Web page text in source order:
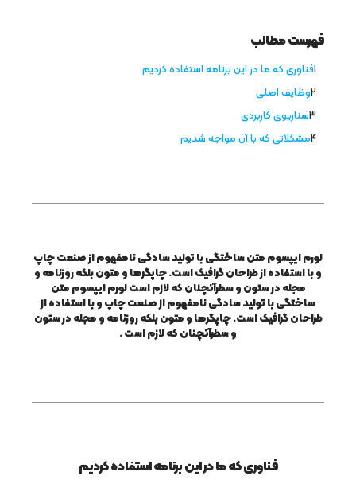
فهرست مطالب
فناوری که ما در این برنامه استفاده کردیم
وظایف اصلی
سناریوی کاربردی
مشکلاتی که با آن مواجه شدیم
لورم ایپسوم متن ساختگی با تولید سادگی نامفهوم از صنعت چاپ
و با استفاده از طراحان گرافیک است. چاپگرها و متون بلکه روزنامه و
مجله در ستون و سطرآنچنان که لازم است لورم ایپسوم متن
ساختگی با تولید سادگی نامفهوم از صنعت چاپ و با استفاده از
طراحان گرافیک است. چاپگرها و متون بلکه روزنامه و مجله در ستون
و سطرآنچنان که لازم است.
فناوری که ما در این برنامه استفاده کردیم